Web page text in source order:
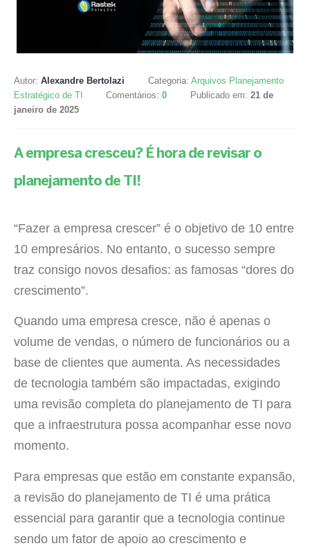
Autor: Alexandre Bertolazi Categoria: Arquivos Planejamento
Estratégico de TI
Comentários: 0 Publicado em: 21 de
janeiro de 2025
A empresa cresceu? É hora de revisar o
planejamento de TI!
“Fazer a empresa crescer” é o objetivo de 10 entre
10 empresários. No entanto, o sucesso sempre
traz consigo novos desafios: as famosas “dores do
crescimento”.
Quando uma empresa cresce, não é apenas o
volume de vendas, o número de funcionários ou a
base de clientes que aumenta. As necessidades
de tecnologia também são impactadas, exigindo
uma revisão completa do planejamento de TI para
que a infraestrutura possa acompanhar esse novo
momento.
Para empresas que estão em constante expansão,
a revisão do planejamento de TI é uma prática
essencial para garantir que a tecnologia continue
sendo um fator de apoio ao crescimento e